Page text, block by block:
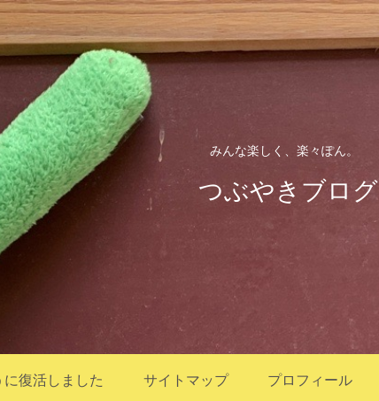
みんな楽しく、楽々ぽん。
つぶやきブログ
復活しました サイトマップ プロフィール